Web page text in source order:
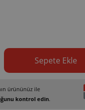
Sepete Ekle
ürününüz ile
kontrol edin.